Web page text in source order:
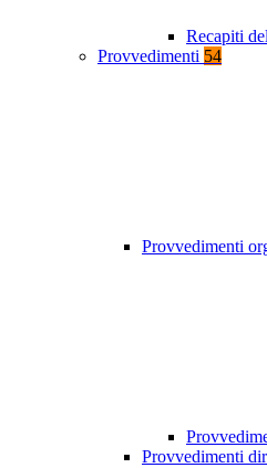
Recapiti
Provvedimenti 54
Provvedimenti
Provvedimenti